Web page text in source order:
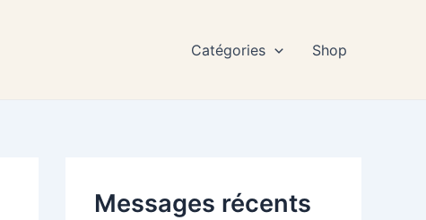
Catégories Shop
Messages récents